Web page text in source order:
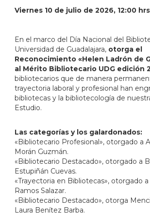
Viernes 10 de julio de 2026, 12:00
En el marco del Día Nacional del
Universidad de Guadalajara, otorga el
Reconocimiento «Helen Ladrón de
al Mérito Bibliotecario UDG edición
bibliotecarios que de manera
trayectoria laboral y profesional han
bibliotecas y la bibliotecología de
Estudio.
Las categorías y los galardonados:
«Bibliotecario Profesional», otorgado a
Morán Guzmán.
«Bibliotecario Destacado», otorgado a
Estupiñán Cuevas.
«Trayectoria en Bibliotecas», otorgado
Ramos Salazar.
«Bibliotecario Destacado», otorga
Laura Benítez Barba.